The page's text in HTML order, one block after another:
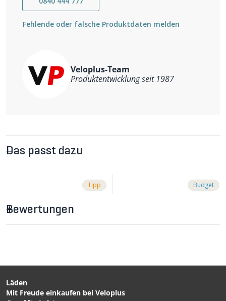
Fehlende oder falsche Produktdaten melden
Veloplus-Team
Produktentwicklung seit 1987
Das passt dazu
Tipp
CHF 19.90
Budget
CHF 13.90
Bewertungen
Läden
Mit Freude einkaufen bei Veloplus